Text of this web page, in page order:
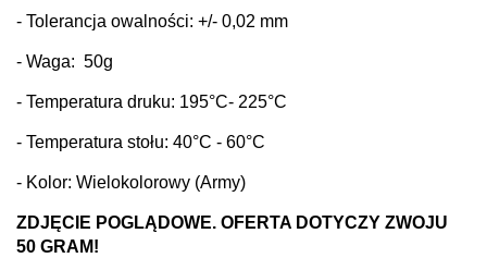
- Tolerancja owalności: +/- 0,02 mm
- Waga: 50g
- Temperatura druku: 195°C- 225°C
- Temperatura stołu: 40°C - 60°C
- Kolor: Wielokolorowy (Army)
ZDJĘCIE POGLĄDOWE. OFERTA DOTYCZY ZWOJU
50 GRAM!